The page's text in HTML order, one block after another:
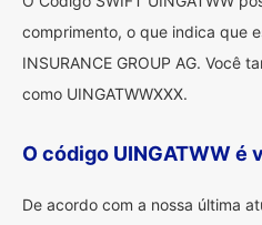
comprimento, o que indica que
INSURANCE GROUP AG. Você
como UINGATWWXXX.
O código UINGATWW é
De acordo com a nossa última